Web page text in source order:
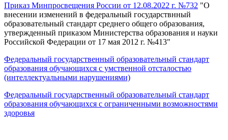
Приказ Минпросвещения России от 12.08.2022 г. №732 "О
внесении изменений в федеральный государствнный
образовательный стандарт среднего общего образования,
утвержденный приказом Министерства образования и науки
Российской Федерации от 17 мая 2012 г. №413"
Федеральный государственный образовательный стандарт
образования обучающихся с умственной отсталостью
(интеллектуальными нарушениями)
Федеральный государственный образовательный стандарт
образования обучающихся с ограниченными возможностями
здоровья